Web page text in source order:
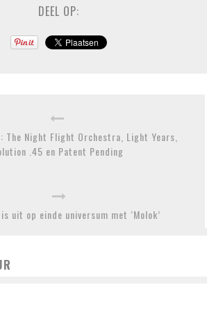
DEEL OP:
The Night Flight Orchestra, Light Years,
.45 en Patent Pending
uit op einde universum met ‘Molok’